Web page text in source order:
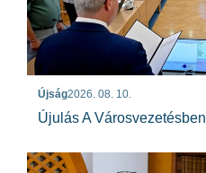
Újság2026. 08. 10.
Újulás A Városvezetésben